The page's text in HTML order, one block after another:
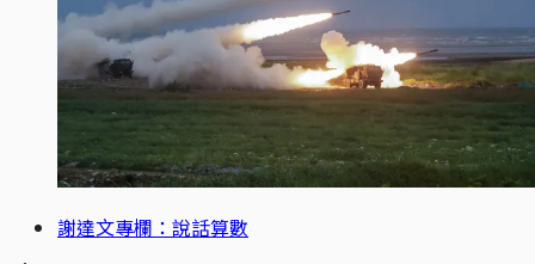
謝達文專欄：說話算數